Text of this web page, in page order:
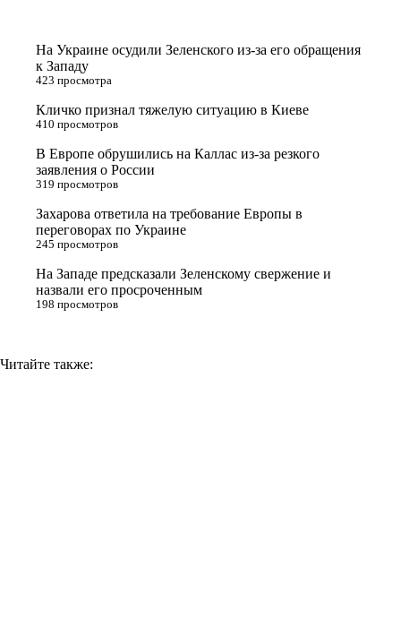
a
s
n
i
k
i
m
k
На Украине осудили Зеленского из-за его обращения
к Западу
423 просмотра
Кличко признал тяжелую ситуацию в Киеве
410 просмотров
В Европе обрушились на Каллас из-за резкого
заявления о России
319 просмотров
Захарова ответила на требование Европы в
переговорах по Украине
245 просмотров
На Западе предсказали Зеленскому свержение и
назвали его просроченным
198 просмотров
Читайте также: